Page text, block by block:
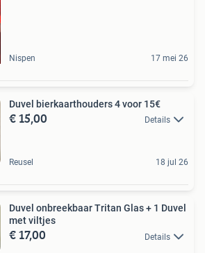
Nispen 17 mei 26
Duvel bierkaarthouders 4 voor 15€
€ 15,00 Details
Reusel 18 jul 26
Duvel onbreekbaar Tritan Glas + 1 Duvel
met viltjes
€ 17,00 Details